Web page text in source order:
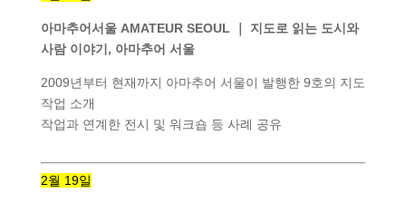
아마추어서울 AMATEUR SEOUL ｜ 지도로 읽는 도시와
사람 이야기, 아마추어 서울
2009년부터 현재까지 아마추어 서울이 발행한 9호의 지도
작업 소개
작업과 연계한 전시 및 워크숍 등 사례 공유
2월 19일